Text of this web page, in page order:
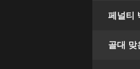
페널티
골대 맞